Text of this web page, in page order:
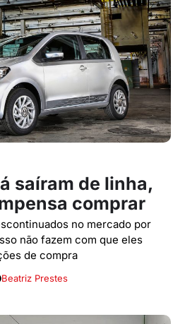
saíram de linha,
comprar
no mercado por
não fazem com que eles
de compra
Beatriz Prestes